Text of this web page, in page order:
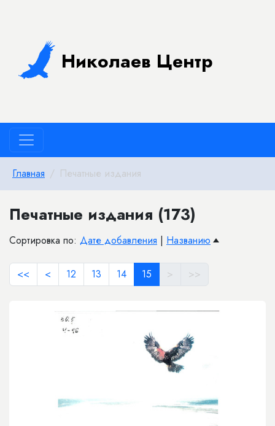
Николаев Центр
Главная Печатные издания
Печатные издания (173)
Сортировка по: Дате добавления | Названию
<< < 12 13 14 15 > >>